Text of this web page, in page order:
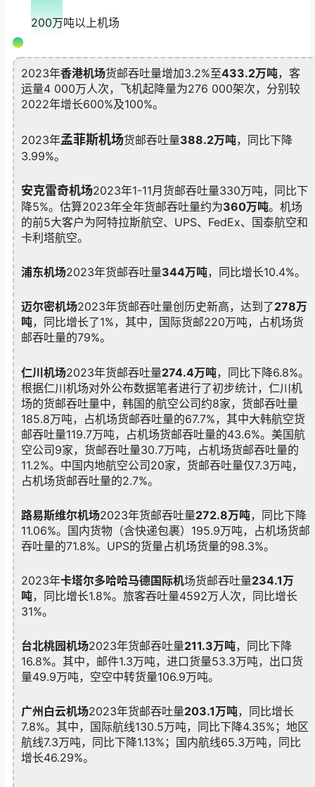
01
200万吨以上机场
2023年香港机场货邮吞吐量增加3.2%至433.2万吨，客
运量4 000万人次，飞机起降量为276 000架次，分别较
2022年增长600%及100%。
2023年孟菲斯机场货邮吞吐量388.2万吨，同比下降
3.99%。
安克雷奇机场2023年1-11月货邮吞吐量330万吨，同比下
降5%。估算2023年全年货邮吞吐量约为360万吨。机场
的前5大客户为阿特拉斯航空、UPS、FedEx、国泰航空和
卡利塔航空。
浦东机场2023年货邮吞吐量344万吨，同比增长10.4%。
迈尔密机场2023年货邮吞吐量创历史新高，达到了278万
吨，同比增长了1%，其中，国际货邮220万吨，占机场货
邮吞吐量的79%。
仁川机场2023年货邮吞吐量274.4万吨，同比下降6.8%。
根据仁川机场对外公布数据笔者进行了初步统计，仁川机
场的货邮吞吐量中，韩国的航空公司约8家，货邮吞吐量
185.8万吨，占机场货邮吞吐量的67.7%，其中大韩航空货
邮吞吐量119.7万吨，占机场货邮吞吐量的43.6%。美国航
空公司9家，货邮吞吐量30.7万吨，占机场货邮吞吐量的
11.2%。中国内地航空公司20家，货邮吞吐量仅7.3万吨，
占机场货邮吞吐量的2.7%。
路易斯维尔机场2023年货邮吞吐量272.8万吨，同比下降
11.06%。国内货物（含快递包裹）195.9万吨，占机场货邮
吞吐量的71.8%。UPS的货量占机场货量的98.3%。
2023年卡塔尔多哈哈马德国际机场货邮吞吐量234.1万
吨，同比增长1.8%。旅客吞吐量4592万人次，同比增长
31%。
台北桃园机场2023年货邮吞吐量211.3万吨，同比下降
16.8%。其中，邮件1.3万吨，进口货量53.3万吨，出口货
量49.9万吨，空空中转货量106.9万吨。
广州白云机场2023年货邮吞吐量203.1万吨，同比增长
7.8%。其中，国际航线130.5万吨，同比下降4.35%；地区
航线7.3万吨，同比下降1.13%；国内航线65.3万吨，同比
增长46.29%。